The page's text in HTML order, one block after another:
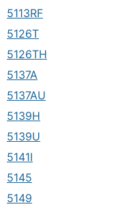
5113RF
5126T
5126TH
5137A
5137AU
5139H
5139U
5141I
5145
5149